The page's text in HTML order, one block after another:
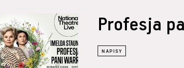
Profesja